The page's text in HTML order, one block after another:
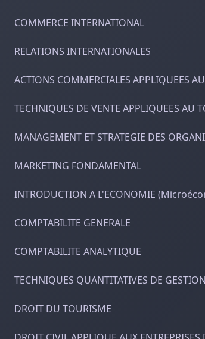
COMMERCE INTERNATIONAL
RELATIONS INTERNATIONALES
ACTIONS COMMERCIALES APPLIQUEES
TECHNIQUES DE VENTE APPLIQUEES AU
MANAGEMENT ET STRATEGIE DES
MARKETING FONDAMENTAL
INTRODUCTION A L'ECONOMIE
COMPTABILITE GENERALE
COMPTABILITE ANALYTIQUE
TECHNIQUES QUANTITATIVES DE GESTION
DROIT DU TOURISME